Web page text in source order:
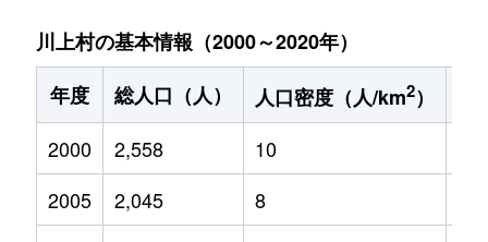
川上村の基本情報（2000～2020年）
年度
総人口（人） 人口密度（人/km2）
2000
2,558 10
2005
2,045 8